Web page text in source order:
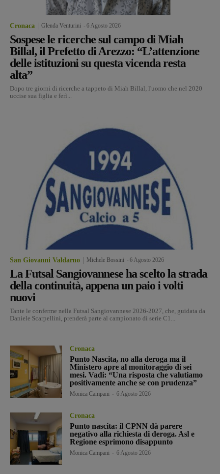
Cronaca Glenda Venturini 6 Agosto 2026
Sospese le ricerche sul campo di Miah
Billal, il Prefetto di Arezzo: “L’attenzione
delle istituzioni su questa vicenda resta
alta”
Dopo tre giorni di ricerche a tappeto di Miah Billal, l'uomo che nel 2020
uccise sua figlia e ferì...
San Giovanni Valdarno Michele Bossini 6 Agosto 2026
La Futsal Sangiovannese ha scelto la strada
della continuità, appena un paio i volti
nuovi
Tante le conferme nella Futsal Sangiovannese 2026-2027, che, guidata da
Daniele Scarpellini, prenderà parte al campionato di serie C1...
Cronaca
Punto Nascita, no alla deroga ma il
Ministero apre al monitoraggio di sei
mesi. Vadi: “Una risposta che valutiamo
positivamente anche se con prudenza”
Monica Campani 6 Agosto 2026
Cronaca
Punto nascita: il CPNN dà parere
negativo alla richiesta di deroga. Asl e
Regione esprimono disappunto
Monica Campani 6 Agosto 2026